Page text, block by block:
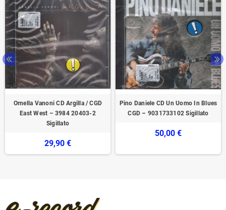
Ornella Vanoni ‎CD Argilla / CGD
East West ‎– 3984 20403-2
Sigillato
29,90 €
Pino Daniele CD Un Uomo In Blues
CGD – 9031733102 Sigillato
50,00 €